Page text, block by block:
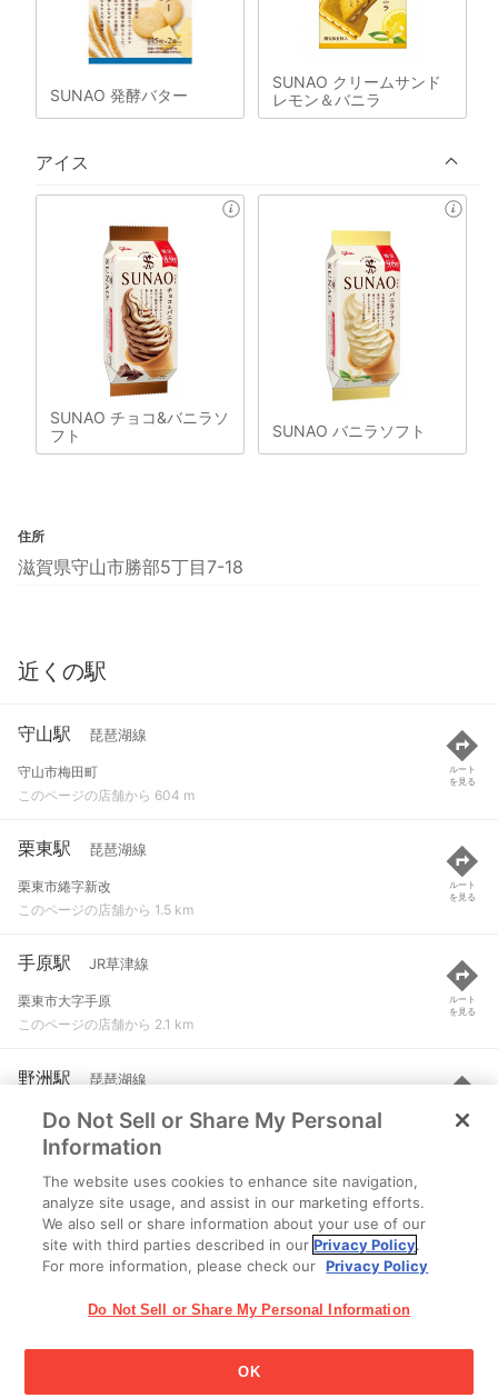
SUNAO 発酵バター
SUNAO クリームサンド
レモン＆バニラ
アイス
SUNAO チョコ&バニラソ
フト
SUNAO バニラソフト
住所
滋賀県守山市勝部5丁目7-18
近くの駅
守山駅 琵琶湖線
守山市梅田町
このページの店舗から 604 m
ルート
を見る
栗東駅 琵琶湖線
栗東市綣字新改
このページの店舗から 1.5 km
ルート
を見る
手原駅 JR草津線
栗東市大字手原
このページの店舗から 2.1 km
ルート
を見る
野洲駅 琵琶湖線
野洲市小篠原
このページの店舗から 3.7 km
ルート
を見る
草津駅 JR草津線 など
草津市渋川１丁目
このページの店舗から 3.8 km
江崎グリコ株式会社 Copyright © 2025 Ezaki Glico Co., Ltd.
Do Not Sell or Share My Personal
Information
The website uses cookies to enhance site navigation,
analyze site usage, and assist in our marketing efforts.
We also sell or share information about your use of our
site with third parties described in ourPrivacy Policy.
For more information, please check our Privacy Policy
Do Not Sell or Share My Personal Information
OK